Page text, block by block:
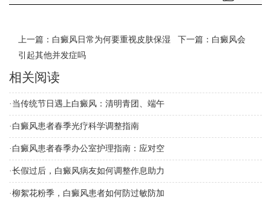
上一篇： 白癜风日常为何要重视皮肤保湿 下一篇： 白癜风会
引起其他并发症吗
相关阅读
· 当传统节日遇上白癜风：清明青团、端午
· 白癜风患者春季光疗科学调整指南
· 白癜风患者春季办公室护理指南：应对空
·长假过后，白癜风病友如何调整作息助力
·柳絮花粉季，白癜风患者如何防过敏防加